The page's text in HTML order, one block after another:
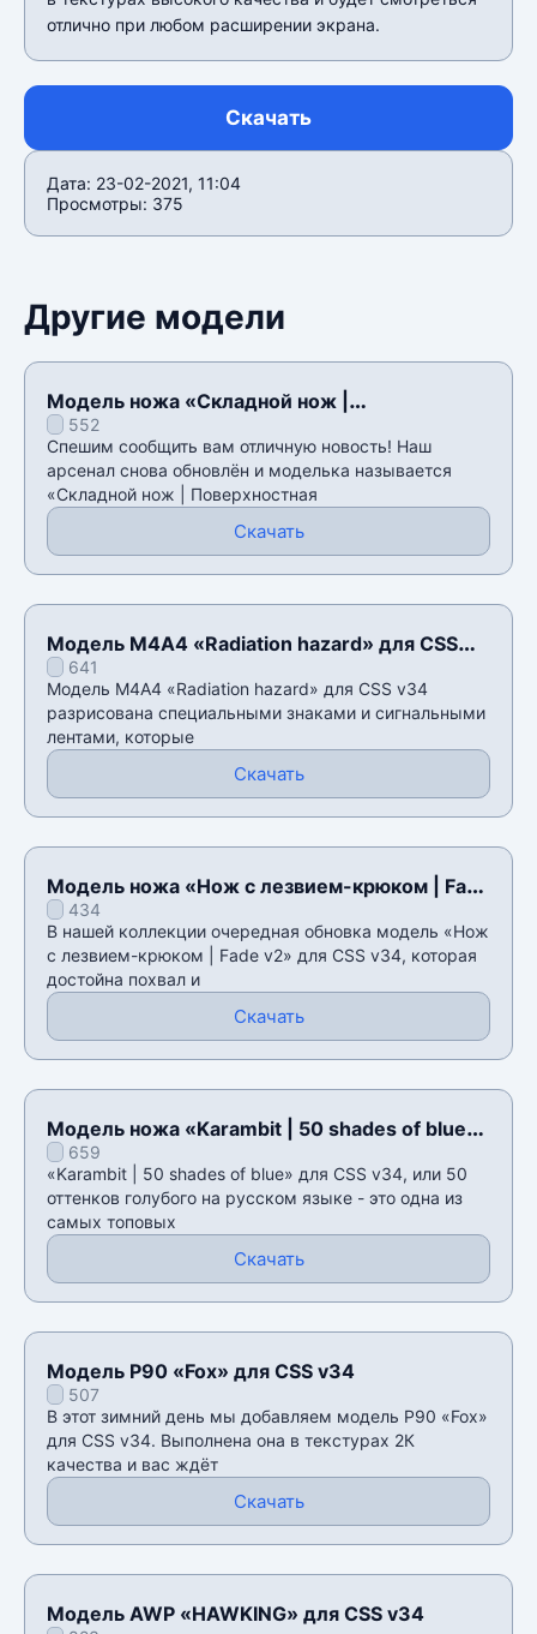
отлично при любом расширении экрана.
Скачать
Дата: 23-02-2021, 11:04
Просмотры: 375
Другие модели
Модель ножа «Складной нож |
Поверхностная закалка» для CSS v34
552
Спешим сообщить вам отличную новость! Наш
арсенал снова обновлён и моделька называется
«Складной нож | Поверхностная
Скачать
Модель М4А4 «Radiation hazard» для CSS
v34641
Модель М4А4 «Radiation hazard» для CSS v34
разрисована специальными знаками и сигнальными
лентами, которые
Скачать
Модель ножа «Нож с лезвием-крюком | Fade
v2» для CSS v34
434
В нашей коллекции очередная обновка модель «Нож
с лезвием-крюком | Fade v2» для CSS v34, которая
достойна похвал и
Скачать
Модель ножа «Karambit | 50 shades of blue»
для CSS v34
659
«Karambit | 50 shades of blue» для CSS v34, или 50
оттенков голубого на русском языке - это одна из
самых топовых
Скачать
Модель P90 «Fox» для CSS v34
507
В этот зимний день мы добавляем модель P90 «Fox»
для CSS v34. Выполнена она в текстурах 2К
качества и вас ждëт
Скачать
Модель AWP «HAWKING» для CSS v34